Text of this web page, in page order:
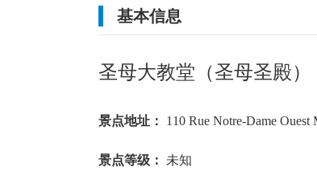
西南风 2级 西南风 2级
基本信息
圣母大教堂（圣母圣殿）
景点地址： 110 Rue Notre-Dame
景点等级： 未知